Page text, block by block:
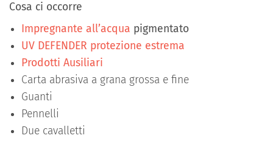
Cosa ci occorre
Impregnante all’acqua pigmentato
UV DEFENDER protezione estrema
Prodotti Ausiliari
Carta abrasiva a grana grossa e fine
Guanti
Pennelli
Due cavalletti